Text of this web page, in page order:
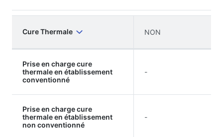
Cure Thermale NON
Prise en charge cure
thermale en établissement
conventionné
-
Prise en charge cure
thermale en établissement
non conventionné
-